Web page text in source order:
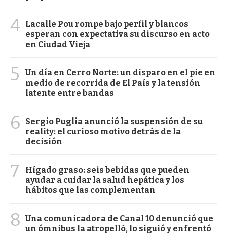
4 Lacalle Pou rompe bajo perfil y blancos
esperan con expectativa su discurso en acto
en Ciudad Vieja
5
Un día en Cerro Norte: un disparo en el pie en
medio de recorrida de El País y la tensión
latente entre bandas
6
Sergio Puglia anunció la suspensión de su
reality: el curioso motivo detrás de la
decisión
7
Hígado graso: seis bebidas que pueden
ayudar a cuidar la salud hepática y los
hábitos que las complementan
8 Una comunicadora de Canal 10 denunció que
un ómnibus la atropelló, lo siguió y enfrentó